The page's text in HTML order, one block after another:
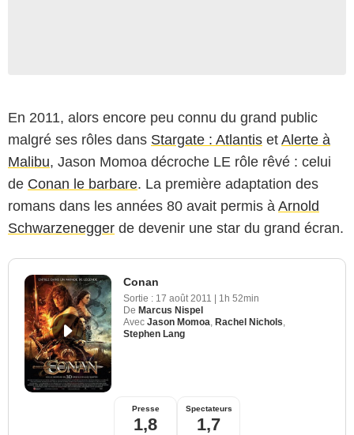
En 2011, alors encore peu connu du grand public
malgré ses rôles dans Stargate : Atlantis et Alerte à
Malibu, Jason Momoa décroche LE rôle rêvé : celui
de Conan le barbare. La première adaptation des
romans dans les années 80 avait permis à Arnold
Schwarzenegger de devenir une star du grand écran.
Conan
Sortie : 17 août 2011 | 1h 52min
De Marcus Nispel
Avec Jason Momoa Rachel Nichols
Stephen Lang
Presse
1,8
Spectateurs
1,7